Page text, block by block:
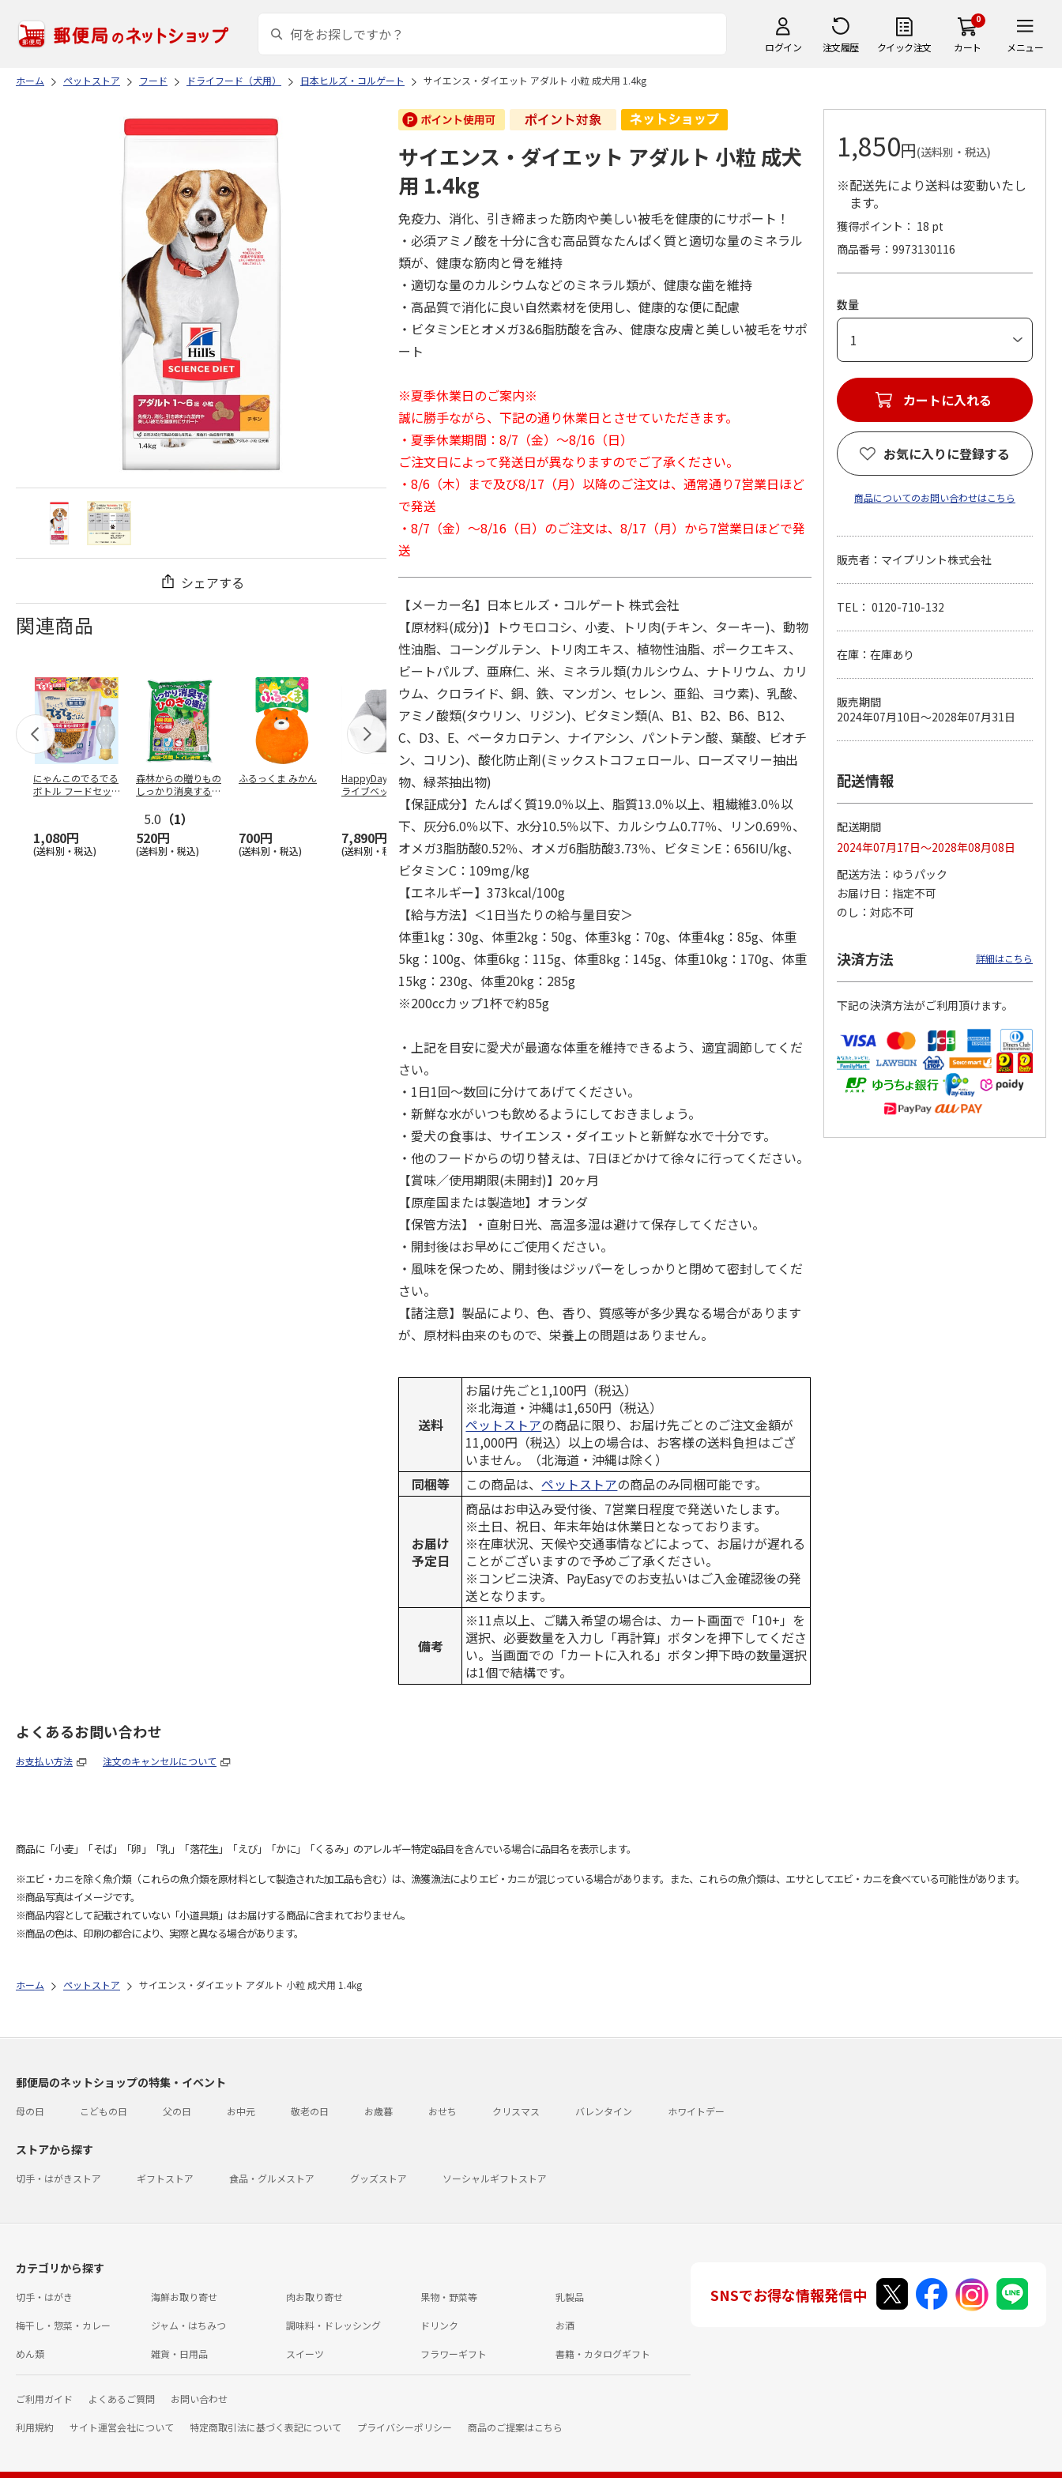
ログイン 注文履歴 クイック注文
0
カート メニュー
ホーム ペットストア フード ドライフード（犬用） 日本ヒルズ・コルゲート サイエンス・ダイエット アダルト 小粒 成犬用 1.4kg
シェアする
関連商品
にゃんこのでるでる
ボトル フードセッ
1,080円
(送料別・税込)
森林からの贈りもの
しっかり消臭するひ
5.0 （1）
520円
(送料別・税込)
ふるっくま みかん
700円
(送料別・税込)
HappyDays 2wayド
ライブベッド グレ
7,890円
(送料別・税込)
獣医師開発 ニオイ
をとる砂専用 猫ト
イレ ナチュラルグ
1,550円
(送料別・税込)
ンド 4L
1,320円
(送料別・税込)
ぐるぐるボーン型 S
470円
(送料別・税込)
こ用 まぐろ・かつ
120円
(送料別・税込)
ペット線香 虹のか
なた フルーティフ
ローラルの香り
590円
(送料別・税込)
100円
(送料別・税込)
サイエンス・ダイエット アダルト 小粒 成犬
用 1.4kg
免疫力、消化、引き締まった筋肉や美しい被毛を健康的にサポート！
・必須アミノ酸を十分に含む高品質なたんぱく質と適切な量のミネラル
類が、健康な筋肉と骨を維持
・適切な量のカルシウムなどのミネラル類が、健康な歯を維持
・高品質で消化に良い自然素材を使用し、健康的な便に配慮
・ビタミンEとオメガ3&6脂肪酸を含み、健康な皮膚と美しい被毛をサポ
ート
※夏季休業日のご案内※
誠に勝手ながら、下記の通り休業日とさせていただきます。
・夏季休業期間：8/7（金）～8/16（日）
ご注文日によって発送日が異なりますのでご了承ください。
・8/6（木）まで及び8/17（月）以降のご注文は、通常通り7営業日ほど
で発送
・8/7（金）～8/16（日）のご注文は、8/17（月）から7営業日ほどで発
送
【メーカー名】日本ヒルズ・コルゲート 株式会社
【原材料(成分)】トウモロコシ、小麦、トリ肉(チキン、ターキー)、動物
性油脂、コーングルテン、トリ肉エキス、植物性油脂、ポークエキス、
ビートパルプ、亜麻仁、米、ミネラル類(カルシウム、ナトリウム、カリ
ウム、クロライド、銅、鉄、マンガン、セレン、亜鉛、ヨウ素)、乳酸、
アミノ酸類(タウリン、リジン)、ビタミン類(A、B1、B2、B6、B12、
C、D3、E、ベータカロテン、ナイアシン、パントテン酸、葉酸、ビオチ
ン、コリン)、酸化防止剤(ミックストコフェロール、ローズマリー抽出
物、緑茶抽出物)
【保証成分】たんぱく質19.0％以上、脂質13.0％以上、粗繊維3.0％以
下、灰分6.0％以下、水分10.5％以下、カルシウム0.77％、リン0.69％、
オメガ3脂肪酸0.52％、オメガ6脂肪酸3.73％、ビタミンE：656IU/kg、
ビタミンC：109mg/kg
【エネルギー】373kcal/100g
【給与方法】＜1日当たりの給与量目安＞
体重1kg：30g、体重2kg：50g、体重3kg：70g、体重4kg：85g、体重
5kg：100g、体重6kg：115g、体重8kg：145g、体重10kg：170g、体重
15kg：230g、体重20kg：285g
※200ccカップ1杯で約85g
・上記を目安に愛犬が最適な体重を維持できるよう、適宜調節してくだ
さい。
・1日1回～数回に分けてあげてください。
・新鮮な水がいつも飲めるようにしておきましょう。
・愛犬の食事は、サイエンス・ダイエットと新鮮な水で十分です。
・他のフードからの切り替えは、7日ほどかけて徐々に行ってください。
【賞味／使用期限(未開封)】20ヶ月
【原産国または製造地】オランダ
【保管方法】・直射日光、高温多湿は避けて保存してください。
・開封後はお早めにご使用ください。
・風味を保つため、開封後はジッパーをしっかりと閉めて密封してくだ
さい。
【諸注意】製品により、色、香り、質感等が多少異なる場合があります
が、原材料由来のもので、栄養上の問題はありません。
送料
お届け先ごと1,100円（税込）
※北海道・沖縄は1,650円（税込）
ペットストアの商品に限り、お届け先ごとのご注文金額が
11,000円（税込）以上の場合は、お客様の送料負担はござ
いません。（北海道・沖縄は除く）
同梱等
この商品は、ペットストアの商品のみ同梱可能です。
お届け
予定日
商品はお申込み受付後、7営業日程度で発送いたします。
※土日、祝日、年末年始は休業日となっております。
※在庫状況、天候や交通事情などによって、お届けが遅れる
ことがございますので予めご了承ください。
※コンビニ決済、PayEasyでのお支払いはご入金確認後の発
送となります。
備考
※11点以上、ご購入希望の場合は、カート画面で「10+」を
選択、必要数量を入力し「再計算」ボタンを押下してくださ
い。当画面での「カートに入れる」ボタン押下時の数量選択
は1個で結構です。
1,850円(送料別・税込)
※配送先により送料は変動いたし
ます。
獲得ポイント： 18 pt
商品番号
9973130116
数量
カートに入れる
お気に入りに登録する
商品についてのお問い合わせはこちら
販売者：マイプリント株式会社
TEL： 0120-710-132
在庫：在庫あり
販売期間
2024年07月10日～2028年07月31日
配送情報
配送期間
2024年07月17日～2028年08月08日
配送方法
ゆうパック
お届け日
指定不可
のし
対応不可
決済方法 詳細はこちら
下記の決済方法がご利用頂けます。
よくあるお問い合わせ
お支払い方法 注文のキャンセルについて
商品に「小麦」「そば」「卵」「乳」「落花生」「えび」「かに」「くるみ」のアレルギー特定8品目を含んでいる場合に品目名を表示します。
※エビ・カニを除く魚介類（これらの魚介類を原材料として製造された加工品も含む）は、漁獲漁法によりエビ・カニが混じっている場合があります。また、これらの魚介類は、エサとしてエビ・カニを食べている可能性があります。
※商品写真はイメージです。
※商品内容として記載されていない「小道具類」はお届けする商品に含まれておりません。
※商品の色は、印刷の都合により、実際と異なる場合があります。
ホーム ペットストア サイエンス・ダイエット アダルト 小粒 成犬用 1.4kg
郵便局のネットショップの特集・イベント
母の日 こどもの日 父の日 お中元 敬老の日 お歳暮 おせち クリスマス バレンタイン ホワイトデー
ストアから探す
切手・はがきストア ギフトストア 食品・グルメストア グッズストア ソーシャルギフトストア
カテゴリから探す
切手・はがき 海鮮お取り寄せ 肉お取り寄せ 果物・野菜等 乳製品
梅干し・惣菜・カレー ジャム・はちみつ 調味料・ドレッシング ドリンク お酒
めん類 雑貨・日用品 スイーツ フラワーギフト 書籍・カタログギフト
ご利用ガイド よくあるご質問 お問い合わせ
利用規約 サイト運営会社について 特定商取引法に基づく表記について プライバシーポリシー 商品のご提案はこちら
SNSでお得な情報発信中